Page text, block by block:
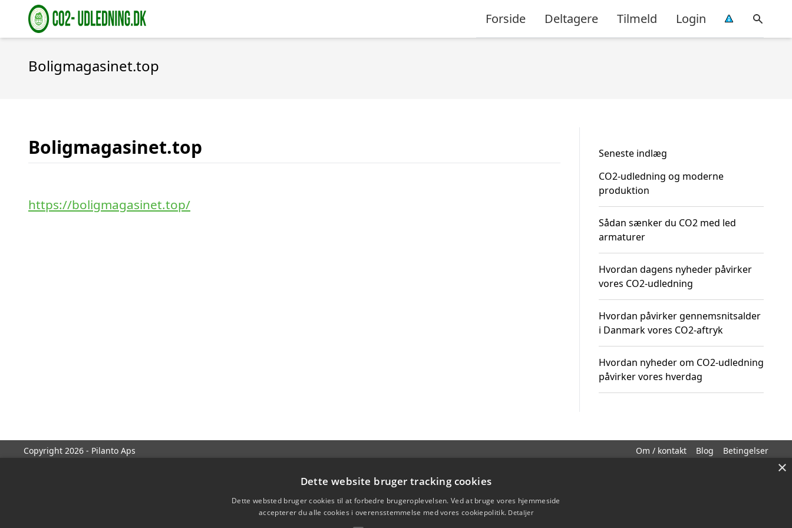
Forside Deltagere Tilmeld Login
Boligmagasinet.top
Boligmagasinet.top
https://boligmagasinet.top/
Seneste indlæg
CO2-udledning og moderne
produktion
Sådan sænker du CO2 med led
armaturer
Hvordan dagens nyheder påvirker
vores CO2-udledning
Hvordan påvirker gennemsnitsalder
i Danmark vores CO2-aftryk
Hvordan nyheder om CO2-udledning
påvirker vores hverdag
Copyright 2026 - Pilanto Aps Om / kontakt Blog Betingelser
×
Dette website bruger tracking cookies
Dette websted bruger cookies til at forbedre brugeroplevelsen. Ved at bruge vores hjemmeside
accepterer du alle cookies i overensstemmelse med vores cookiepolitik. Detaljer